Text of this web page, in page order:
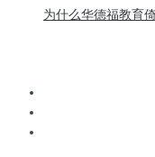
为什么华德福教育